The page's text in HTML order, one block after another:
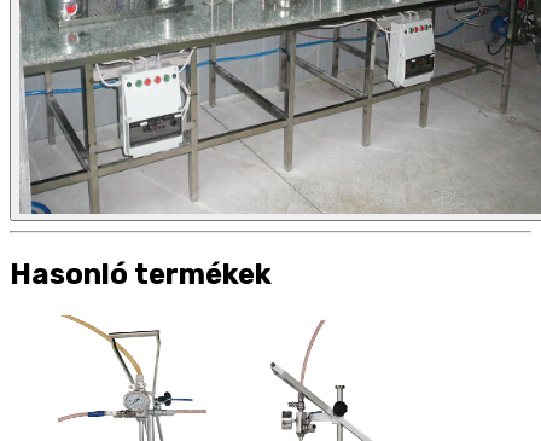
Hasonló termékek